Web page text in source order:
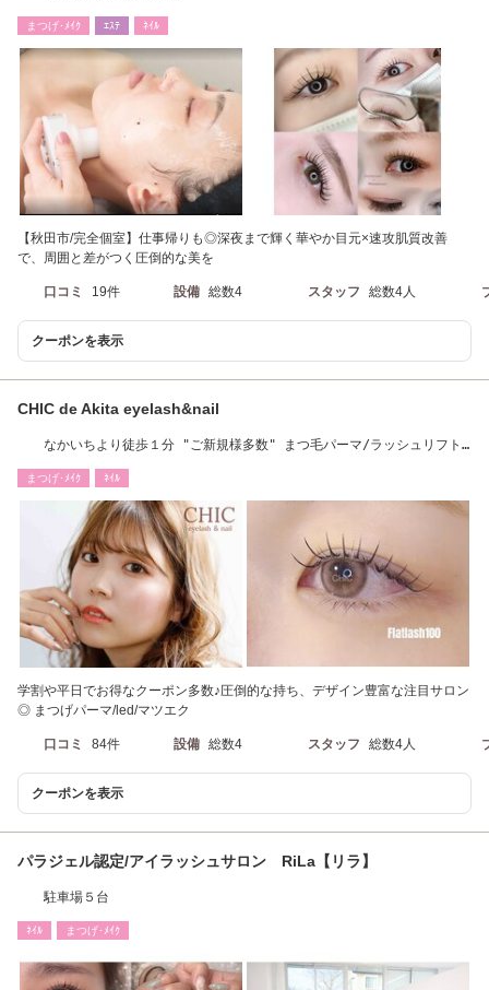
まつげ･ﾒｲｸ ｴｽﾃ ﾈｲﾙ
【秋田市/完全個室】仕事帰りも◎深夜まで輝く華やか目元×速攻肌質改善
で、周囲と差がつく圧倒的な美を
口コミ 19件 設備 総数4 スタッフ 総数4人
クーポンを表示
CHIC de Akita eyelash&nail
なかいちより徒歩１分 "ご新規様多数" まつ毛パーマ/ラッシュリフト/
まつげ･ﾒｲｸ ﾈｲﾙ
学割や平日でお得なクーポン多数♪圧倒的な持ち、デザイン豊富な注目サロン
◎ まつげパーマ/led/マツエク
口コミ 84件 設備 総数4 スタッフ 総数4人
クーポンを表示
パラジェル認定/アイラッシュサロン RiLa【リラ】
駐車場５台
ﾈｲﾙ まつげ･ﾒｲｸ